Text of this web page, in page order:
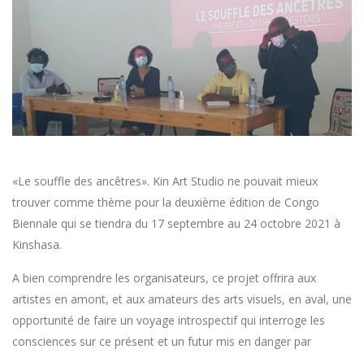
«Le souffle des ancêtres». Kin Art Studio ne pouvait mieux
trouver comme thème pour la deuxième édition de Congo
Biennale qui se tiendra du 17 septembre au 24 octobre 2021 à
Kinshasa.
A bien comprendre les organisateurs, ce projet offrira aux
artistes en amont, et aux amateurs des arts visuels, en aval, une
opportunité de faire un voyage introspectif qui interroge les
consciences sur ce présent et un futur mis en danger par